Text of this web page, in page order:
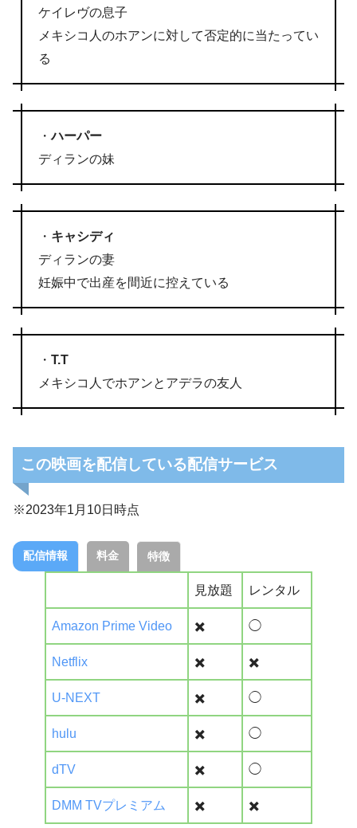
ケイレヴの息子
メキシコ人のホアンに対して否定的に当たってい
る
・ハーパー
ディランの妹
・ キャシディ
ディランの妻
妊娠中で出産を間近に控えている
・ T.T
メキシコ人でホアンとアデラの友人
この映画を配信している配信サービス
※2023年1月10日時点
配信情報 料金 特徴
見放題 レンタル
Amazon Prime Video ✖️ ◯
Netflix ✖️ ✖️
U-NEXT ✖️ ◯
hulu ✖️ ◯
dTV ✖️ ◯
DMM TVプレミアム ✖️ ✖️